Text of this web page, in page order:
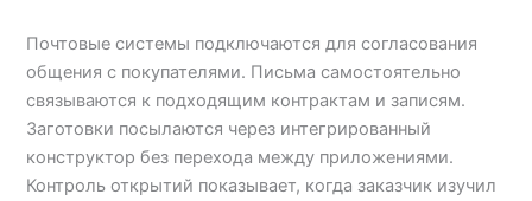
Почтовые системы подключаются для согласования
общения с покупателями. Письма самостоятельно
связываются к подходящим контрактам и записям.
Заготовки посылаются через интегрированный
конструктор без перехода между приложениями.
Контроль открытий показывает, когда заказчик изучил